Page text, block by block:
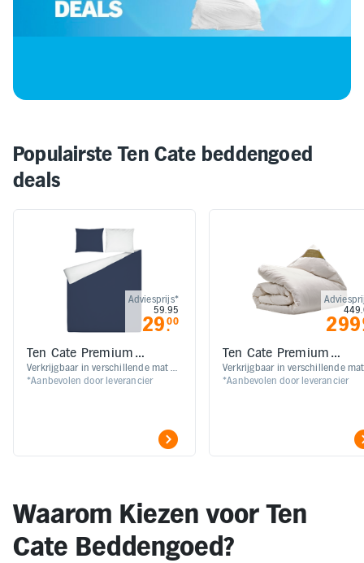
Elektronica
Onderweg en Reizen
account
bestellingen
Inloggen
Toegankelijkheid
Populairste Ten Cate beddengoed
deals
Adviesprijs*
59.95
29.00
Ten Cate Premium
Dekbedovertrek Double
Face
Verkrijgbaar in verschillende maten
en kleuren
*Aanbevolen door leverancier
299
Ten Cate Premium
Ganzendonzen 4-
seizoenen Dekbed
Verkrijgbaar in verschillende
*Aanbevolen door leverancier
Waarom Kiezen voor Ten
Cate Beddengoed?